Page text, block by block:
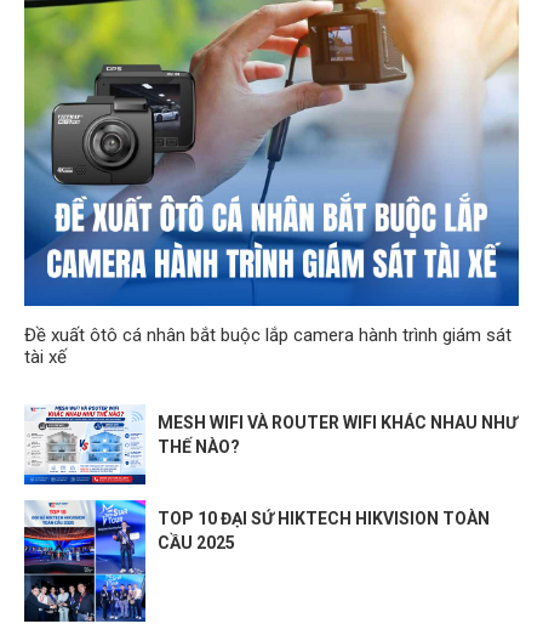
Đề xuất ôtô cá nhân bắt buộc lắp camera hành trình giám sát
tài xế
MESH WIFI VÀ ROUTER WIFI KHÁC NHAU NHƯ
THẾ NÀO?
TOP 10 ĐẠI SỨ HIKTECH HIKVISION TOÀN
CẦU 2025